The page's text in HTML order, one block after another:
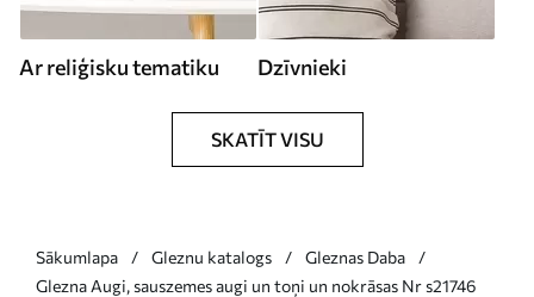
Ar reliģisku tematiku Dzīvnieki
SKATĪT VISU
Sākumlapa Gleznu katalogs
Gleznas Daba
Glezna Augi, sauszemes augi un toņi un nokrāsas Nr s21746